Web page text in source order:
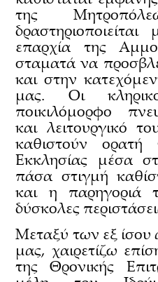
της
επαρχία της
σταματά να
και στην
μας. Οι
ποικιλόμορφο
και λειτουργικό
καθιστούν
Εκκλησίας μέσα
πάσα στιγμή
και η παρηγοριά
δύσκολες
Μεταξύ των εξ
μας, χαιρετίζω
της Θρονικής